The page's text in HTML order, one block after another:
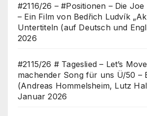
#2116/26 – #Positionen – Die
– Ein Film von Bedřich Ludvík
Untertiteln (auf Deutsch und
2026
#2115/26 # Tageslied – Let’s
machender Song für uns Ü/50 –
(Andreas Hommelsheim, Lutz
Januar 2026